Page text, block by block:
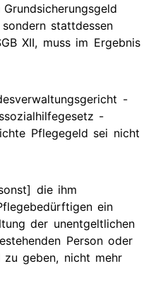
stattdessen
XII, muss im Ergebnis
-
-
Pflegegeld sei nicht
die ihm
ein
der unentgeltlichen
Person oder
geben, nicht mehr